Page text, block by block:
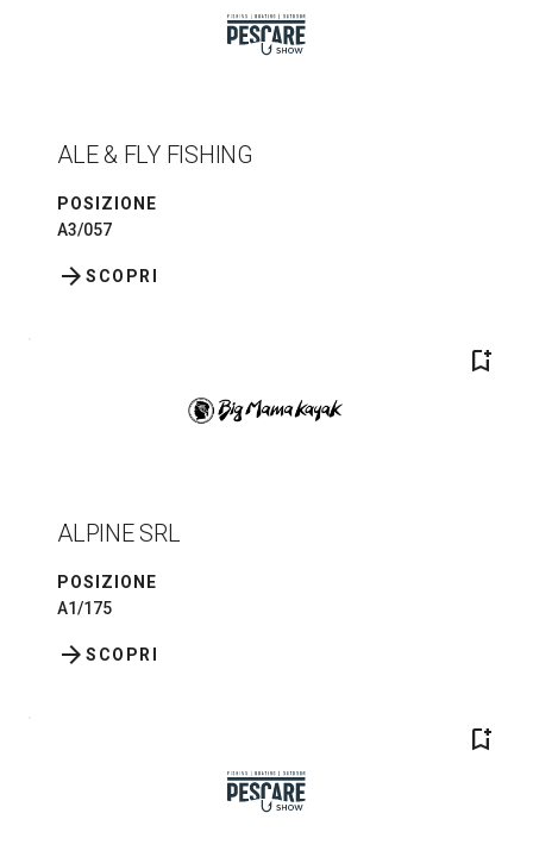
ALE & FLY FISHING
POSIZIONE
A3/057
SCOPRI
arrow_forward
bookmark_add
ALPINE SRL
POSIZIONE
A1/175
SCOPRI
arrow_forward
bookmark_add